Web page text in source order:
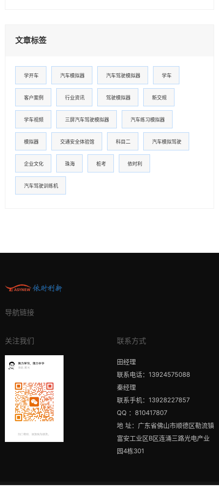
文章标签
学开车 汽车模拟器 汽车驾驶模拟器 学车
客户案例 行业资讯 驾驶模拟器 新交规
学车视频 三屏汽车驾驶模拟器 汽车练习模拟器
模拟器 交通安全体验馆 科目二 汽车模拟驾驶
企业文化 珠海 桩考 依时利
汽车驾驶训练机
导航链接
关注我们 联系方式
田经理
联系电话：13924575088
秦经理
联系手机：13928227857
QQ ：810417807
地 址：广东省佛山市顺德区勒流镇
富安工业区B区连涌三路光电产业
园4栋301